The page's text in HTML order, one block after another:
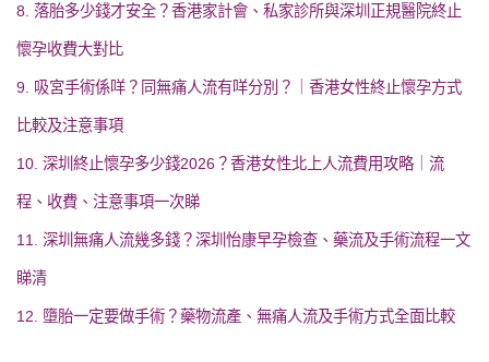
8. 落胎多少錢才安全？香港家計會、私家診所與深圳正規醫院終止
懷孕收費大對比
9. 吸宮手術係咩？同無痛人流有咩分別？｜香港女性終止懷孕方式
比較及注意事項
10. 深圳終止懷孕多少錢2026？香港女性北上人流費用攻略｜流
程、收費、注意事項一次睇
11. 深圳無痛人流幾多錢？深圳怡康早孕檢查、藥流及手術流程一文
睇清
12. 墮胎一定要做手術？藥物流產、無痛人流及手術方式全面比較